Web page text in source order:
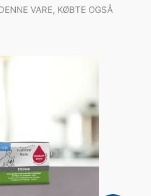
VARE, KØBTE OGSÅ